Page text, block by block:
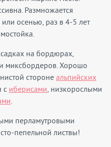
Размножается
осенью, раз в 4-5 лет
на бордюрах,
миксбордеров. Хорошо
стороне альпийских
с иберисами, низкорослыми
.
перламутровыми
пепельной листвы!